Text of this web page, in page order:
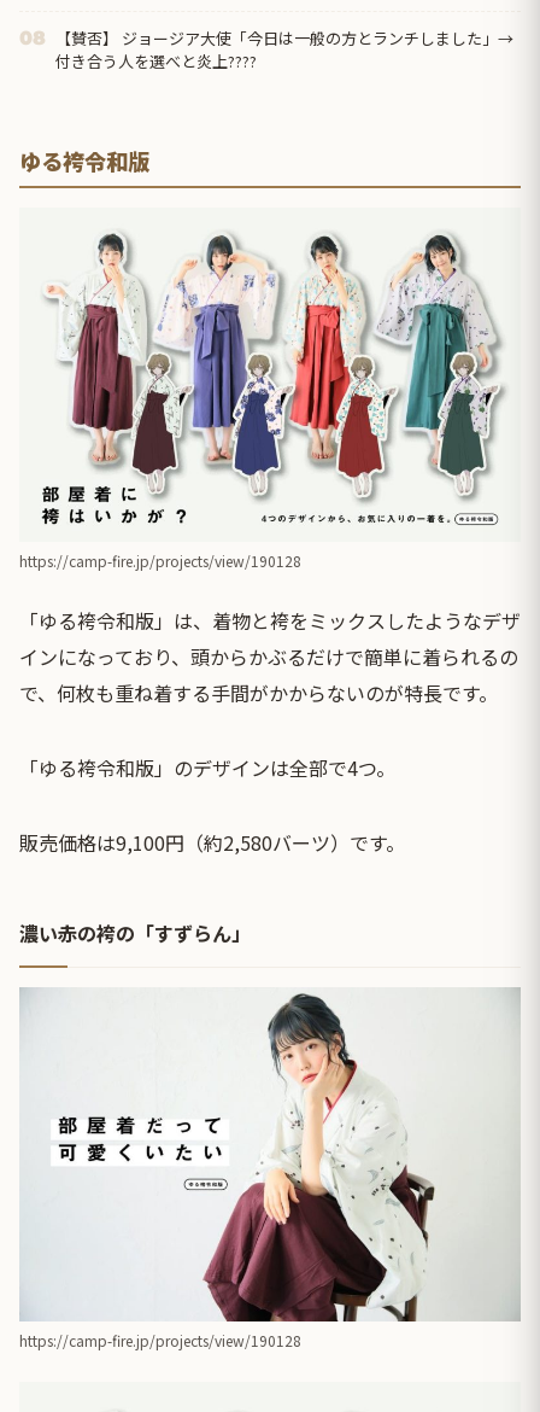
08
【賛否】 ジョージア大使「今日は一般の方とランチしました」→
付き合う人を選べと炎上????
ゆる袴令和版
https://camp-fire.jp/projects/view/190128
「ゆる袴令和版」は、着物と袴をミックスしたようなデザ
インになっており、頭からかぶるだけで簡単に着られるの
で、何枚も重ね着する手間がかからないのが特長です。
「ゆる袴令和版」のデザインは全部で4つ。
販売価格は9,100円（約2,580バーツ）です。
濃い赤の袴の「すずらん」
https://camp-fire.jp/projects/view/190128